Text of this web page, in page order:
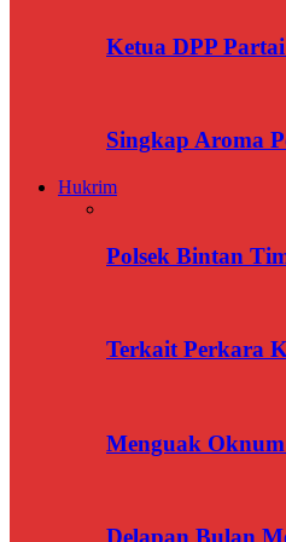
Ketua DPP
Singkap Aroma
Hukrim
Polsek Bintan
Terkait Perkara
Menguak
Delapan Bulan